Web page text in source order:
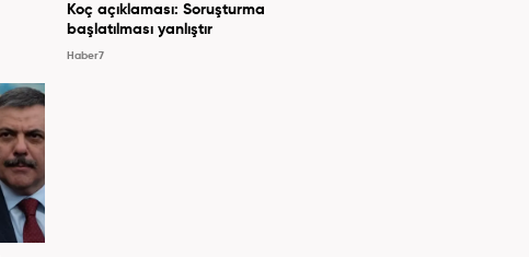
Koç açıklaması: Soruşturma
başlatılması yanlıştır
Haber7